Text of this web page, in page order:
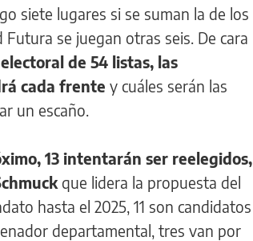
siete lugares si se suman la de los
se juegan otras seis. De cara
de 54 listas, las
cada frente y cuáles serán las
un escaño.
13 intentarán ser reelegidos,
que lidera la propuesta del
hasta el 2025, 11 son candidatos
departamental, tres van por